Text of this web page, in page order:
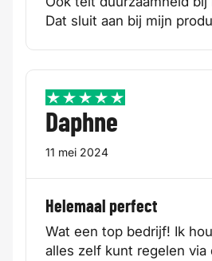
Dat sluit aan bij mijn
5 / 5
Daphne
11 mei 2024
Helemaal perfect
Wat een top bedrijf! Ik
alles zelf kunt regelen via